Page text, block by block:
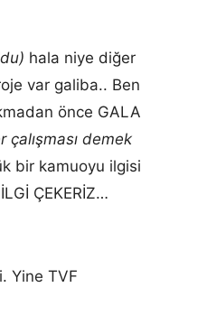
hala niye diğer
var galiba.. Ben
önce GALA
çalışması demek
bir kamuoyu ilgisi
ÇEKERİZ…
Yine TVF